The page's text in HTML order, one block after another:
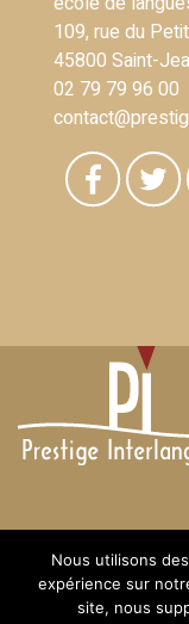
109, rue du
45800 Saint-
02 79 79 96 00
Nous utilisons
expérience sur
site, nous